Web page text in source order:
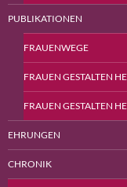
PUBLIKATIONEN
FRAUENWEGE
FRAUEN GESTALTEN
FRAUEN GESTALTEN
EHRUNGEN
CHRONIK